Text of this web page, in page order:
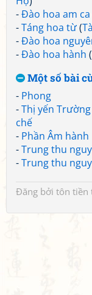
-Đào hoa am ca
-Táng hoa từ(
-Đào hoa
-Đào hoa hành (
Một số bài
- Phong
-Thị yến
chế
- Phần Âm hành
-Trung thu
-Trung thu
Đăng bởi tôn tiền